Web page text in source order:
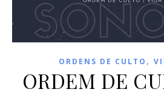
ORDENS DE CULTO ,
ORDEM DE